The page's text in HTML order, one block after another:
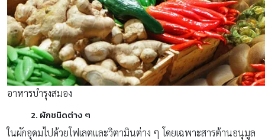
อาหารบำรุงสมอง
2. ผักชนิดต่าง ๆ
ในผักอุดมไปด้วยโฟเลตและวิตามินต่าง ๆ โดยเฉพาะสารต้านอนุมูล